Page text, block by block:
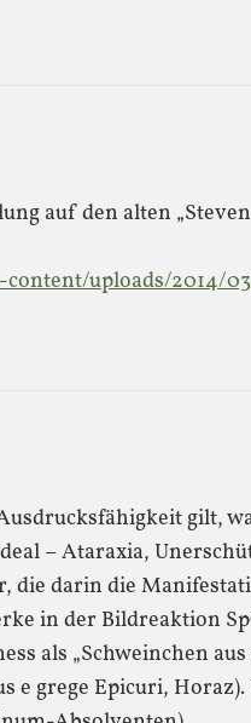
auf den alten
uploads/2014/
gilt,
– Ataraxia,
die darin die
in der Bildreaktion
als „Schweinchen
e grege Epicuri,